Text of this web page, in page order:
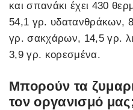
και σπανάκι έχει 430
54,1 γρ. υδατανθράκων,
γρ. σακχάρων, 14,5 γρ.
3,9 γρ. κορεσμένα.
Μπορούν τα
τον οργανισμό